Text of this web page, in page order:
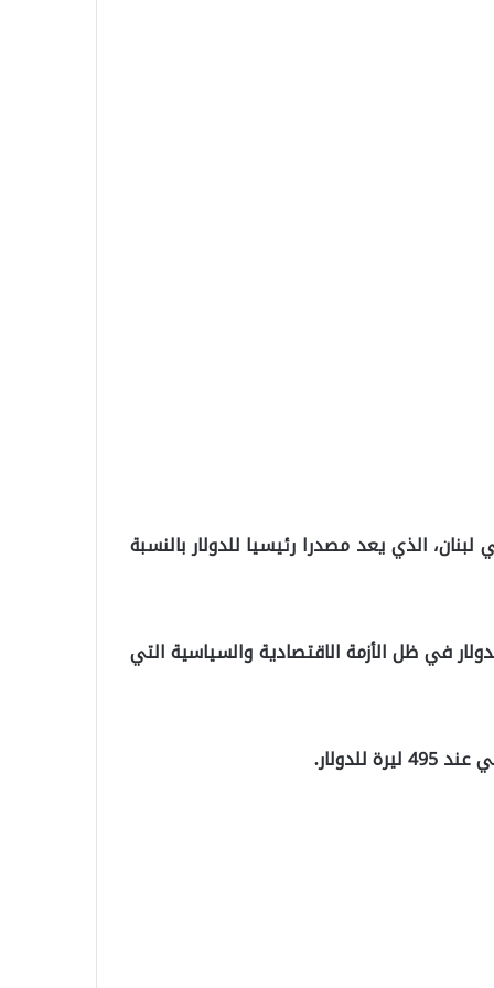
الذي يعد مصدرا رئيسيا للدولار بالنسبة
في ظل الأزمة الاقتصادية والسياسية التي